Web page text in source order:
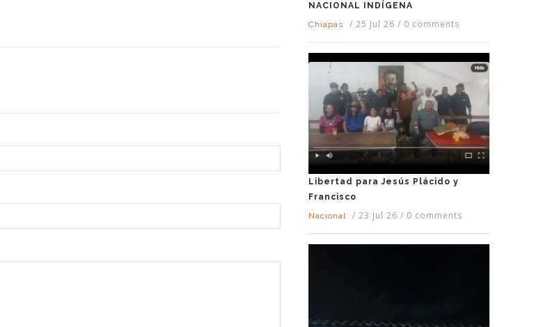
NACIONAL INDÍGENA
Chiapas
/ 25 Jul 26 / 0 comments
Libertad para Jesús Plácido y
Francisco
Nacional
/ 23 Jul 26 / 0 comments